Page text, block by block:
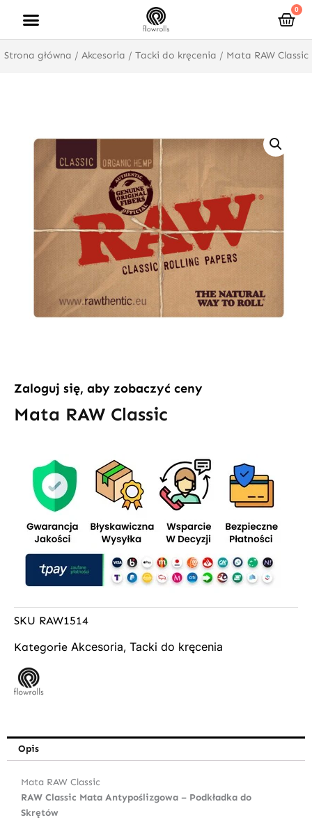
treści
0
Strona główna / Akcesoria / Tacki do kręcenia / Mata RAW Classic
Zaloguj się, aby zobaczyć ceny
Mata RAW Classic
SKU RAW1514
Kategorie Akcesoria, Tacki do kręcenia
Opis
Mata RAW Classic
RAW Classic Mata Antypoślizgowa – Podkładka do
Skrętów